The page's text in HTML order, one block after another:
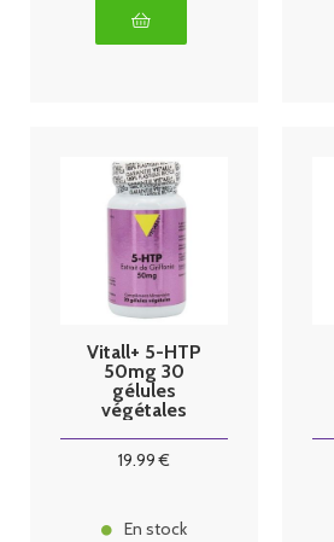
Vitall+ 5-HTP
50mg 30
gélules
végétales
19.99 €
En stock